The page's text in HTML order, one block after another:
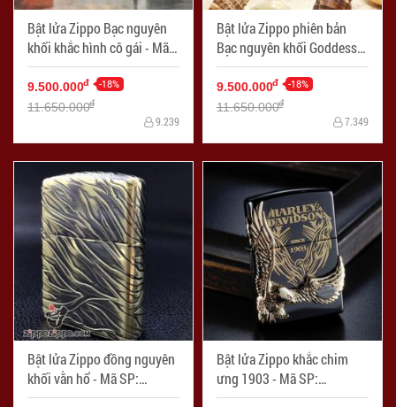
Bật lửa Zippo Bạc nguyên
khối khắc hình cô gái - Mã
SP: ZPC0900
9.500.000đ -18%
11.650.000đ
9.239
Bật lửa Zippo phiên bản
Bạc nguyên khối Goddess
of Mercy - Mã SP: ZPC0901
9.500.000đ -18%
11.650.000đ
7.349
Bật lửa Zippo đồng nguyên
khối vằn hổ - Mã SP:
ZPC0904
Bật lửa Zippo khắc chim
ưng 1903 - Mã SP:
ZPC0908